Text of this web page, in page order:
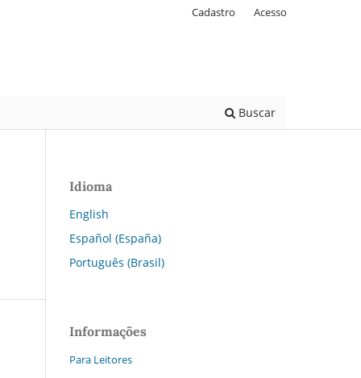
Buscar
Cadastro Acesso
Idioma
English
Español (España)
Português (Brasil)
Informações
Para Leitores